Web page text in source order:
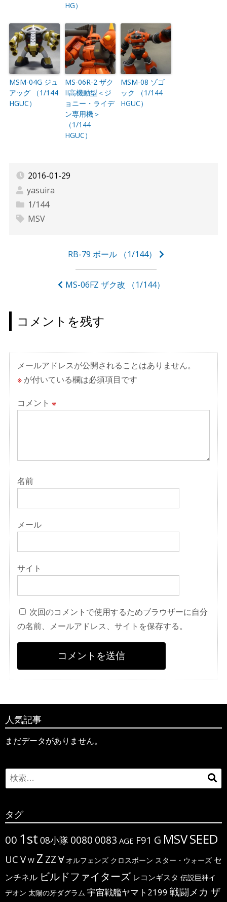
HG）
MSM-04G ジュ
アッグ （1/144
HGUC）
MS-06R-2 ザク
II高機動型＜ジ
ョニー・ライデ
ン専用機＞
（1/144
HGUC）
MSM-08 ゾゴ
ック （1/144
HGUC）
2016-01-29
yasuira
1/144
MSV
ゲ
ー
シ
ョ
ン
RB-79 ボール （1/144）
MS-06FZ ザク改 （1/144）
コメントを残す
メールアドレスが公開されることはありません。
※が付いている欄は必須項目です
コメント ※
名前
メール
サイト
次回のコメントで使用するためブラウザーに自分
の名前、メールアドレス、サイトを保存する。
人気記事
まだデータがありません。
Search
for:
検
タグ
00 1st 08小隊 0080 0083 AGE F91 G MSVSEED
UC V W Z ΖΖ ∀ オルフェンズ クロスボーン スター・ウォーズ セ
ンチネル ビルドファイターズ レコンギスタ 伝説巨神イ
デオン 太陽の牙ダグラム 宇宙戦艦ヤマト2199 戦闘メカ ザ